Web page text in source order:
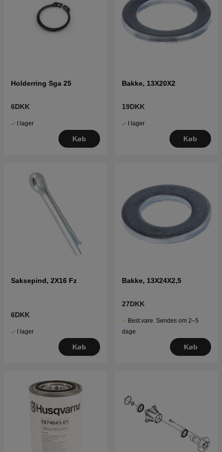
Holderring Sga 25
6DKK
I lager
Køb
Bakke, 13X20X2
19DKK
I lager
Køb
Saksepind, 2X16 Fz
6DKK
I lager
Køb
Bakke, 13X24X2,5
27DKK
Best.vare. Sendes om 2–5
dage
Køb